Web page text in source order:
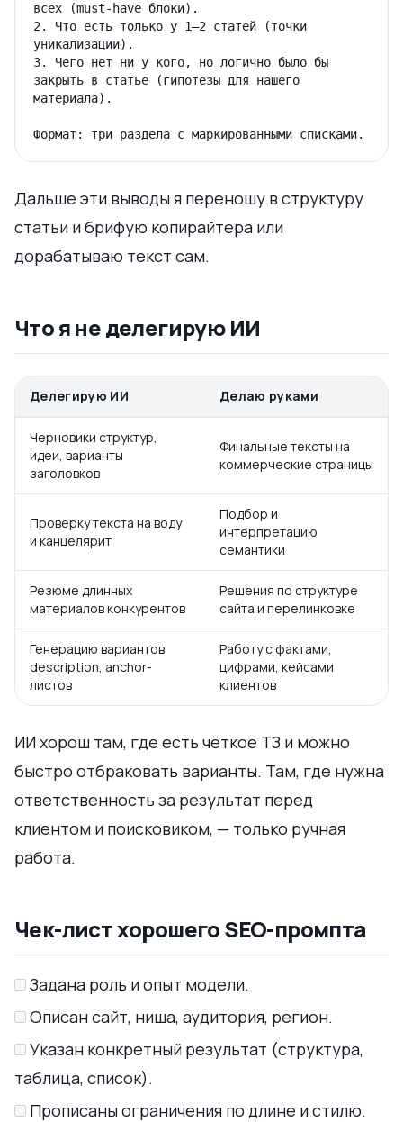
всех (must-have блоки).
2. Что есть только у 1–2 статей (точки
уникализации).
3. Чего нет ни у кого, но логично было бы
закрыть в статье (гипотезы для нашего
материала).
Дальше эти выводы я переношу в структуру
статьи и брифую копирайтера или
дорабатываю текст сам.
Что я не делегирую ИИ
Делегирую ИИ Делаю руками
Черновики структур,
идеи, варианты
заголовков
Финальные тексты на
коммерческие страницы
Проверку текста на воду
и канцелярит
Подбор и
интерпретацию
семантики
Резюме длинных
материалов конкурентов
Решения по структуре
сайта и перелинковке
Генерацию вариантов
description, anchor-
листов
Работу с фактами,
цифрами, кейсами
клиентов
ИИ хорош там, где есть чёткое ТЗ и можно
быстро отбраковать варианты. Там, где нужна
ответственность за результат перед
клиентом и поисковиком, — только ручная
работа.
Чек-лист хорошего SEO-промпта
Задана роль и опыт модели.
Описан сайт, ниша, аудитория, регион.
Указан конкретный результат (структура,
таблица, список).
Прописаны ограничения по длине и стилю.